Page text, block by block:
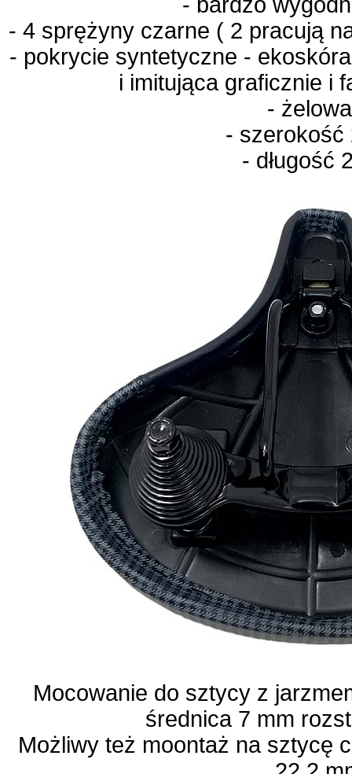
- 4 sprężyny czarne ( 2 pracują
- pokrycie syntetyczne -
i imitująca graficznie i
-
-
- długość
Mocowanie do sztycy z
średnica 7 mm
Możliwy też moontaż na sztycę